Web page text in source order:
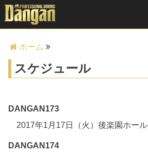
ホーム
スケジュール
DANGAN173
2017年1月17日（火）後楽園ホール
DANGAN174